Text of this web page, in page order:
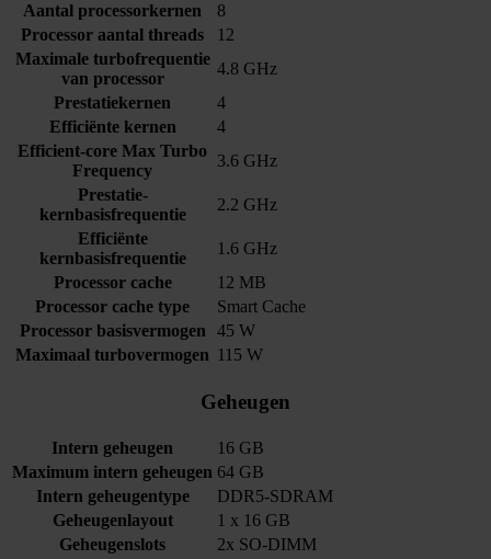
Aantal processorkernen
8
Processor aantal threads
12
Maximale turbofrequentie
van processor
4.8 GHz
Prestatiekernen
4
Efficiënte kernen
4
Efficient-core Max Turbo
Frequency
3.6 GHz
Prestatie-
kernbasisfrequentie
2.2 GHz
Efficiënte
kernbasisfrequentie
1.6 GHz
Processor cache
12 MB
Processor cache type
Smart Cache
Processor basisvermogen
45 W
Maximaal turbovermogen 115 W
Geheugen
Intern geheugen
16 GB
Maximum intern geheugen 64 GB
Intern geheugentype
DDR5-SDRAM
Geheugenlayout
1 x 16 GB
Geheugenslots
2x SO-DIMM